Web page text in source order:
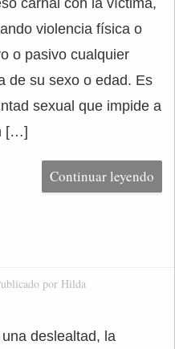
carnal con la víctima,
violencia física o
o pasivo cualquier
de su sexo o edad. Es
sexual que impide a
[…]
Continuar leyendo
por Hilda
deslealtad, la